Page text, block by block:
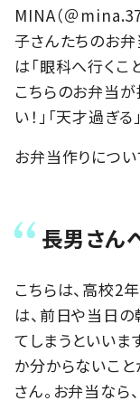
MINA（＠
子さんたちのお
は「眼科へ行くこ
こちらのお弁当
い！」「天才過ぎ
お弁当作りについ
長男さん
こちらは、高校2
は、前日や当日
てしまうといいま
か分からないこと
さん。お弁当なら